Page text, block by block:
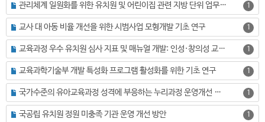
관리체계 일원화를 위한 유치원 및 어린이집 관련 지방 단위 업무 분석 1
교사 대 아동 비율 개선을 위한 시범사업 모형개발 기초 연구 1
교육과정 우수 유치원 심사 지표 및 매뉴얼 개발: 인성·창의성 교육을 중심으로 1
교육과학기술부 개발 특성화 프로그램 활성화를 위한 기초 연구 1
국가수준의 유아교육과정 성격에 부응하는 누리과정 운영개선 방안 1
국공립 유치원 정원 미충족 기관 운영 개선 방안 1